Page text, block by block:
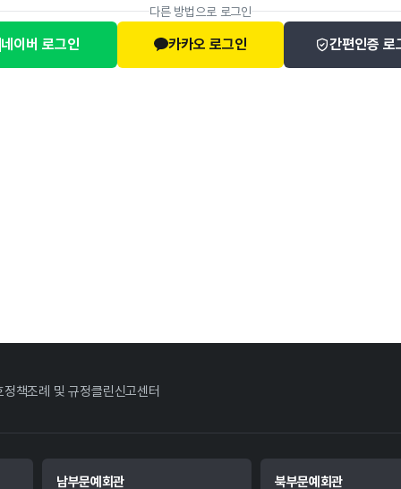
다른 방법으로 로그인
네이버 로그인 카카오 로그인 간편인증 로
정책조례 및 규정클린신고센터
남부문예회관 북부문예회관